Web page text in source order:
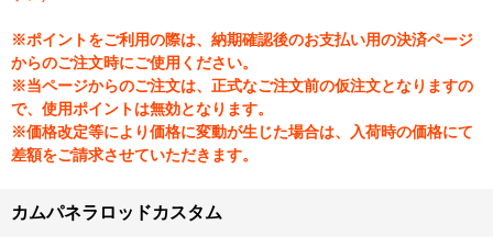
※ポイントをご利用の際は、納期確認後のお支払い用の決済ページ
からのご注文時にご使用ください。
※当ページからのご注文は、正式なご注文前の仮注文となりますの
で、使用ポイントは無効となります。
※価格改定等により価格に変動が生じた場合は、入荷時の価格にて
差額をご請求させていただきます。
カムパネラロッドカスタム